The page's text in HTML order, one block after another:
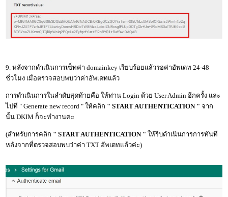
9. หลังจากดำเนินการเซ็ทค่า domainkey เรียบร้อยแล้วรอค่าอัพเดท 24-48
ชั่วโมง เมื่อตรวจสอบพบว่าค่าอัพเดทแล้ว
การดำเนินการในลำดับสุดท้ายคือ ให้ท่าน Login ด้วย User Admin อีกครั้ง และ
ไปที่ " Generate new record " ให้คลิก " START AUTHENTICATION "จาก
นั้น DKIM ก็จะทำงานค่ะ
(สำหรับการคลิก " START AUTHENTICATION "ให้รีบดำเนินการการทันที
หลังจากที่ตรวจสอบพบว่าค่า TXT อัพเดทแล้วค่ะ)